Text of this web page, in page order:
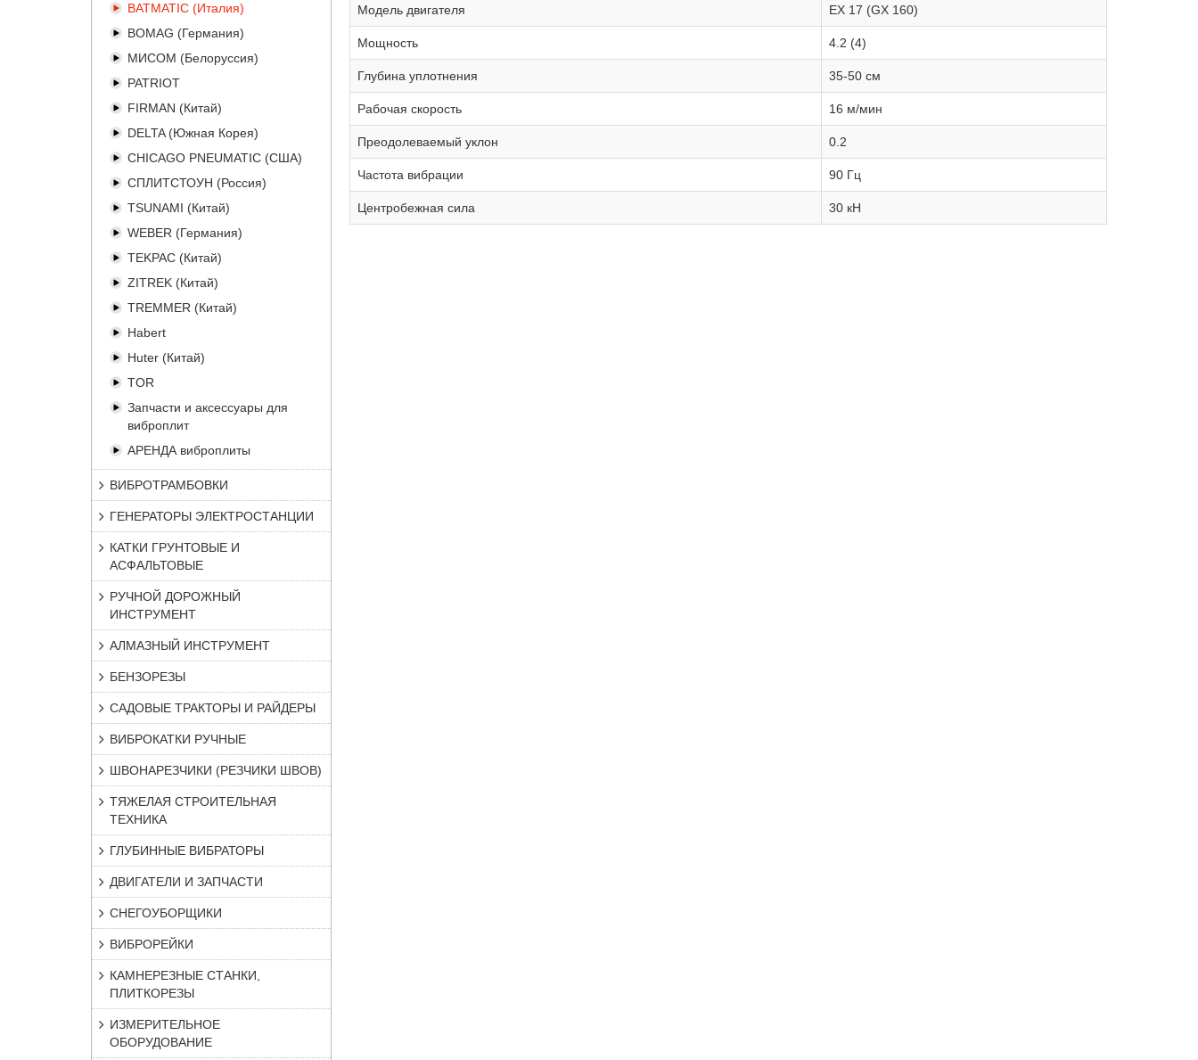
BATMATIC (Италия)
BOMAG (Германия)
МИСОМ (Белоруссия)
PATRIOT
FIRMAN (Китай)
DELTA (Южная Корея)
CHICAGO PNEUMATIC (США)
СПЛИТСТОУН (Россия)
TSUNAMI (Китай)
WEBER (Германия)
TEKPAC (Китай)
ZITREK (Китай)
TREMMER (Китай)
Habert
Huter (Китай)
TOR
Запчасти и аксессуары для
виброплит
АРЕНДА виброплиты
ВИБРОТРАМБОВКИ
ГЕНЕРАТОРЫ ЭЛЕКТРОСТАНЦИИ
КАТКИ ГРУНТОВЫЕ И
АСФАЛЬТОВЫЕ
РУЧНОЙ ДОРОЖНЫЙ
ИНСТРУМЕНТ
АЛМАЗНЫЙ ИНСТРУМЕНТ
БЕНЗОРЕЗЫ
САДОВЫЕ ТРАКТОРЫ И РАЙДЕРЫ
ВИБРОКАТКИ РУЧНЫЕ
ШВОНАРЕЗЧИКИ (РЕЗЧИКИ ШВОВ)
ТЯЖЕЛАЯ СТРОИТЕЛЬНАЯ
ТЕХНИКА
ГЛУБИННЫЕ ВИБРАТОРЫ
ДВИГАТЕЛИ И ЗАПЧАСТИ
СНЕГОУБОРЩИКИ
ВИБРОРЕЙКИ
КАМНЕРЕЗНЫЕ СТАНКИ,
ПЛИТКОРЕЗЫ
ИЗМЕРИТЕЛЬНОЕ
ОБОРУДОВАНИЕ
Модель двигателя EX 17 (GX 160)
Мощность 4.2 (4)
Глубина уплотнения 35-50 см
Рабочая скорость 16 м/мин
Преодолеваемый уклон 0.2
Частота вибрации 90 Гц
Центробежная сила 30 кН